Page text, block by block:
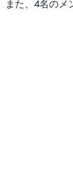
た、4名のメ